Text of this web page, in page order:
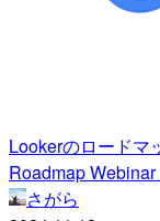
Lookerのロードマ
Roadmap
さがら